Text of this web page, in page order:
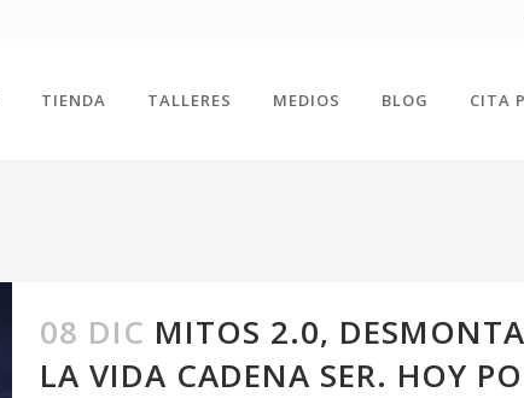
TIENDA TALLERES MEDIOS BLOG CITA
08 DIC MITOS 2.0,
LA VIDA CADENA SER. HOY